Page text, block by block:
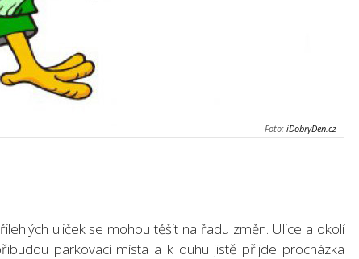
Foto: iDobryDen.cz
uliček se mohou těšit na řadu změn. Ulice a okolí
parkovací místa a k duhu jistě přijde procházka